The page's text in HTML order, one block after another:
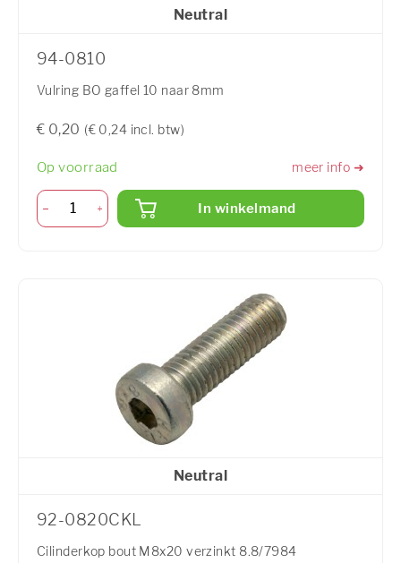
Neutral
94-0810
Vulring BO gaffel 10 naar 8mm
€ 0,20 (€ 0,24 incl. btw)
Op voorraad meer info ➜
In winkelmand
Neutral
92-0820CKL
Cilinderkop bout M8x20 verzinkt 8.8/7984